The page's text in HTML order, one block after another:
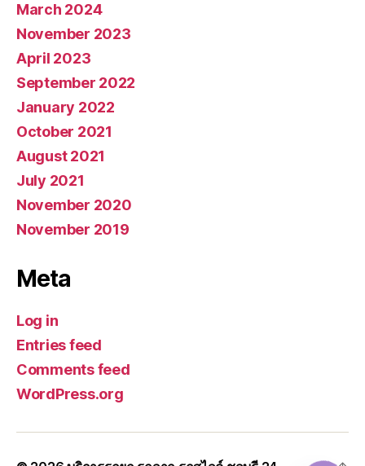
March 2024
November 2023
April 2023
September 2022
January 2022
October 2021
August 2021
July 2021
November 2020
November 2019
Meta
Log in
Entries feed
Comments feed
WordPress.org